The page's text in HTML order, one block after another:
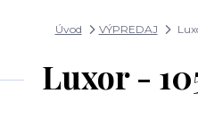
Úvod VÝPREDAJ
Luxor -